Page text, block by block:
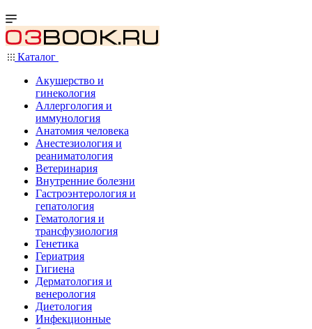
Каталог
Акушерство и
гинекология
Аллергология и
иммунология
Анатомия человека
Анестезиология и
реаниматология
Ветеринария
Внутренние болезни
Гастроэнтерология и
гепатология
Гематология и
трансфузиология
Генетика
Гериатрия
Гигиена
Дерматология и
венерология
Диетология
Инфекционные